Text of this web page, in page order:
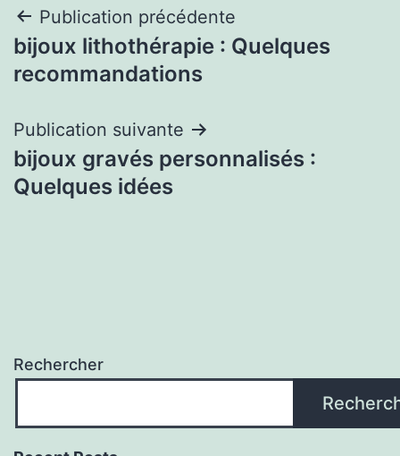
Navigation
de
Publication précédente
bijoux lithothérapie : Quelques
recommandations
Publication suivante
bijoux gravés personnalisés :
Quelques idées
Rechercher